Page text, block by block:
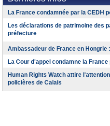
La France condamnée par la CEDH
Les déclarations de patrimoine des
préfecture
Ambassadeur de France en Hongrie
La Cour d'appel condamne la
Human Rights Watch attire
policières de Calais